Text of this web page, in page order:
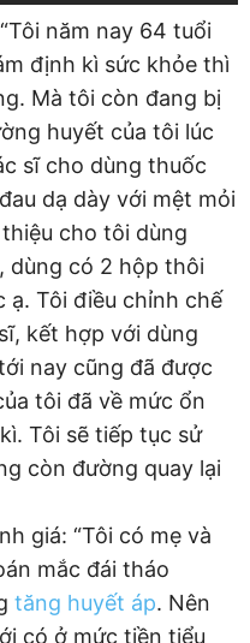
năm nay 64 tuổi
định kì sức khỏe thì
Mà tôi còn đang bị
huyết của tôi lúc
sĩ cho dùng thuốc
dạ dày với mệt mỏi
cho tôi dùng
dùng có 2 hộp thôi
ạ. Tôi điều chỉnh chế
kết hợp với dùng
nay cũng đã được
tôi đã về mức ổn
Tôi sẽ tiếp tục sử
còn đường quay lại
giá: “Tôi có mẹ và
mắc đái tháo
tăng huyết áp. Nên
có ở mức tiền tiểu